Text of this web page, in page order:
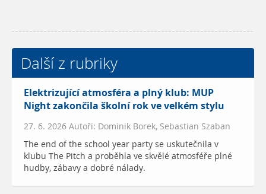
Další z rubriky
Elektrizující atmosféra a plný klub: MUP
Night zakončila školní rok ve velkém stylu
27. 6. 2026 Autoři: Dominik Borek, Sebastian Szaban
The end of the school year party se uskutečnila v
klubu The Pitch a proběhla ve skvělé atmosféře plné
hudby, zábavy a dobré nálady.